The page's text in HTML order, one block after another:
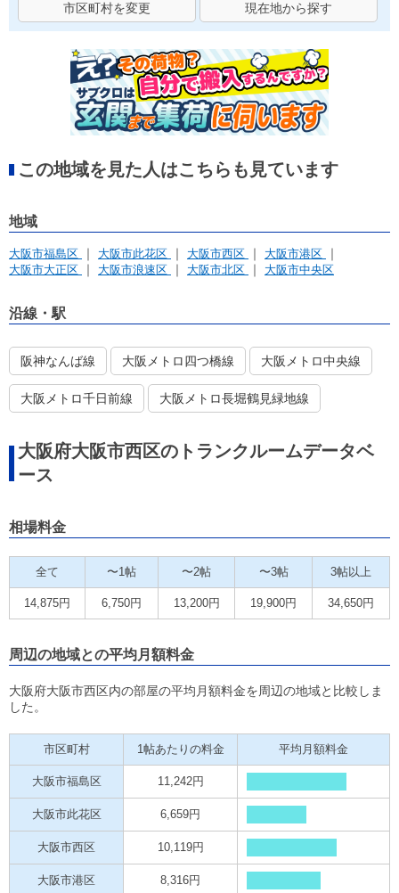
市区町村を変更 現在地から探す
この地域を見た人はこちらも見ています
地域
大阪市福島区 大阪市此花区 大阪市西区
大阪市港区
大阪市大正区
大阪市浪速区 大阪市北区 大阪市中央区
沿線・駅
阪神なんば線 大阪メトロ四つ橋線 大阪メトロ中央線
大阪メトロ千日前線 大阪メトロ長堀鶴見緑地線
大阪府大阪市西区のトランクルームデータベ
ース
相場料金
全て 〜1帖 〜2帖 〜3帖 3帖以上
14,875円 6,750円 13,200円 19,900円 34,650円
周辺の地域との平均月額料金
大阪府大阪市西区内の部屋の平均月額料金を周辺の地域と比較しま
した。
市区町村 1帖あたりの料金 平均月額料金
大阪市福島区 11,242円
大阪市此花区 6,659円
大阪市西区 10,119円
大阪市港区 8,316円